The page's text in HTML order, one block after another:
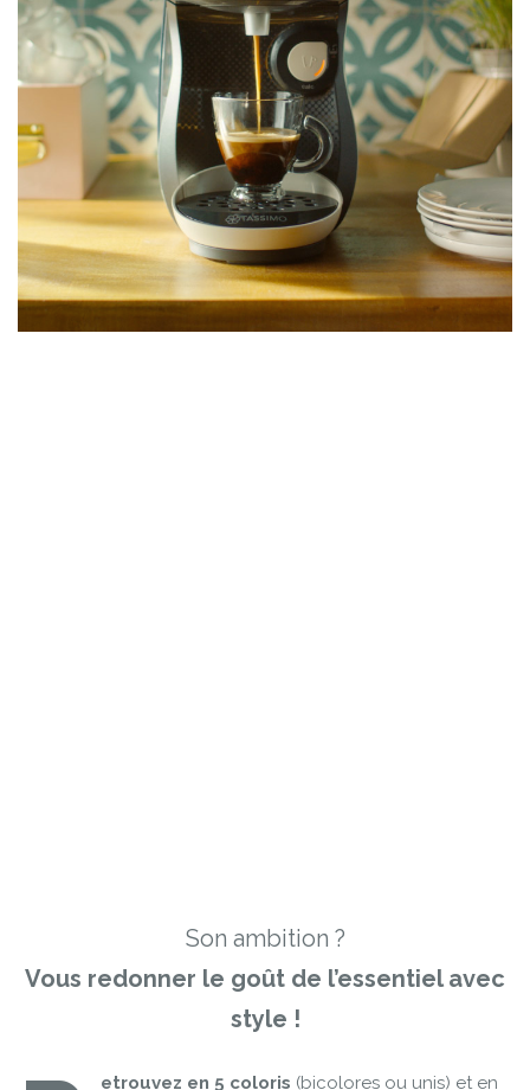
Son ambition ?
Vous redonner le goût de l’essentiel avec
style !
etrouvez en 5 coloris (bicolores ou unis) et en